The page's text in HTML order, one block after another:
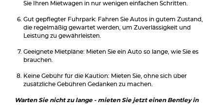
Sie Ihren Mietwagen in nur wenigen einfachen Schritten.
Gut gepflegter Fuhrpark: Fahren Sie Autos in gutem Zustand,
die regelmäßig gewartet werden, um Zuverlässigkeit und
Leistung zu gewährleisten.
Geeignete Mietpläne: Mieten Sie ein Auto so lange, wie Sie es
brauchen.
Keine Gebühr für die Kaution: Mieten Sie, ohne sich über
zusätzliche Gebühren Gedanken zu machen.
Warten Sie nicht zu lange - mieten Sie jetzt einen Bentley in